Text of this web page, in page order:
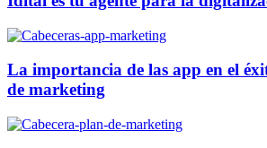
La importancia de las app en el
de marketing